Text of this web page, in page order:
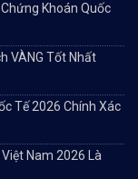
Khoán Quốc
VÀNG Tốt Nhất
Tế 2026 Chính Xác
Nam 2026 Là